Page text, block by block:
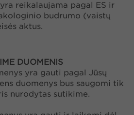
reikalaujama pagal ES ir
budrumo (vaistų
aktus.
DUOMENIS
yra gauti pagal Jūsų
duomenys bus saugomi tik
nurodytas sutikime.